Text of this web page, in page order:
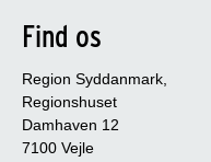
Find os
Region Syddanmark,
Regionshuset
Damhaven 12
7100 Vejle